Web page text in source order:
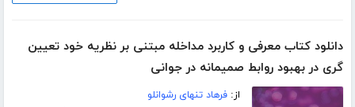
دانلود کتاب معرفی و کاربرد مداخله مبتنی بر نظریه خود تعیین
گری در بهبود روابط صمیمانه در جوانی
از:فرهاد تنهای رشوانلو